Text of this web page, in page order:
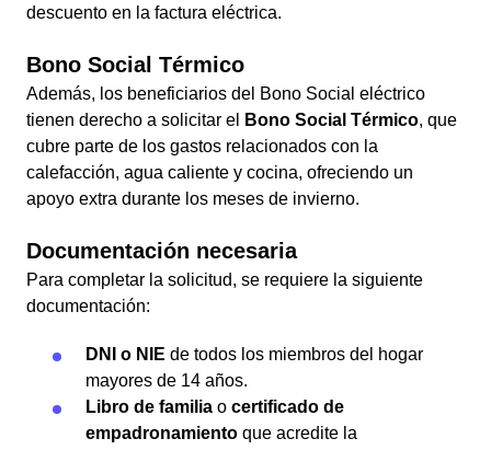
descuento en la factura eléctrica.
Bono Social Térmico
Además, los beneficiarios del Bono Social eléctrico
tienen derecho a solicitar el
Bono Social Térmico, que
cubre parte de los gastos relacionados con la
calefacción, agua caliente y cocina, ofreciendo un
apoyo extra durante los meses de invierno.
Documentación necesaria
Para completar la solicitud, se requiere la siguiente
documentación:
DNI o NIE de todos los miembros del hogar
mayores de 14 años.
Libro de familia o certificado de
empadronamiento que acredite la